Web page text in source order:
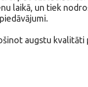
laikā, un tiek
augstu kvalitāti